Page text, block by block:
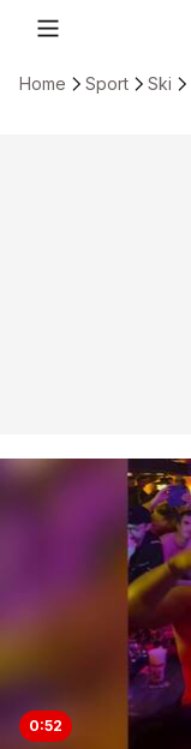
Home Sport Ski
0:52